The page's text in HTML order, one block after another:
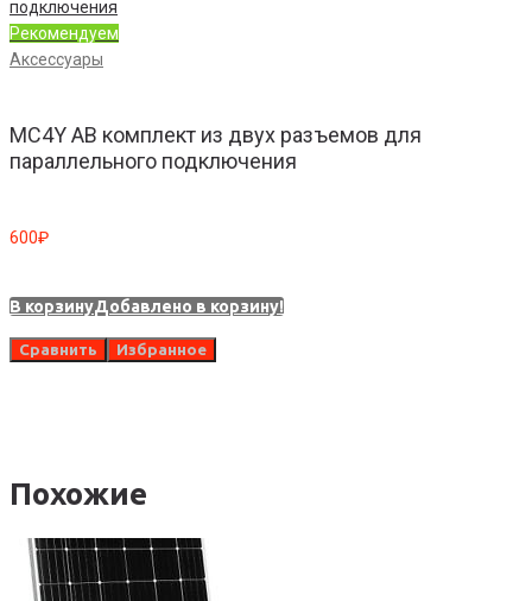
Рекомендуем
Аксессуары
MC4Y AB комплект из двух разъемов для
параллельного подключения
600₽
В корзинуДобавлено в корзину!
Сравнить Избранное
Похожие